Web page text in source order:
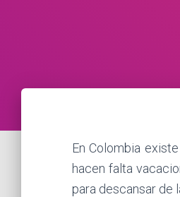
En Colombia
hacen falta
para descansar de